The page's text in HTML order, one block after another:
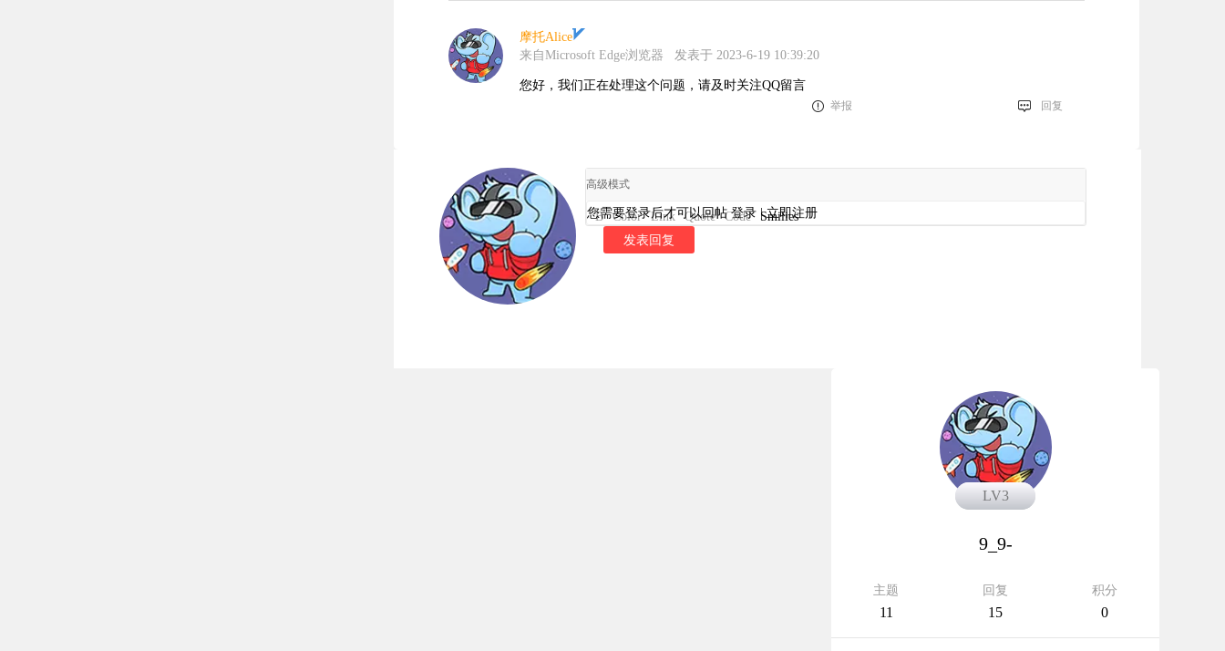
摩托Alice
来自Microsoft Edge浏览器
发表于 2023-6-19 10:39:20
您好，我们正在处理这个问题，请及时关注QQ留言
回复
举报
高级模式
B Color Link Quote Code Smilies
您需要登录后才可以回帖登录 |立即注册
发表回复
LV3
LV3
9_9-
主题
11
回复
15
积分
0